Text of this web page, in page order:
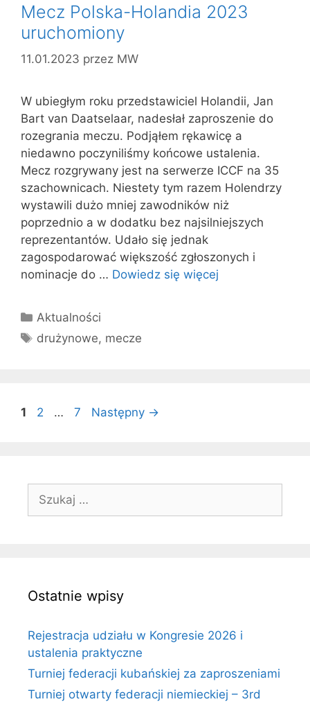
Mecz Polska-Holandia 2023
uruchomiony
11.01.2023 przez MW
W ubiegłym roku przedstawiciel Holandii, Jan
Bart van Daatselaar, nadesłał zaproszenie do
rozegrania meczu. Podjąłem rękawicę a
niedawno poczyniliśmy końcowe ustalenia.
Mecz rozgrywany jest na serwerze ICCF na 35
szachownicach. Niestety tym razem Holendrzy
wystawili dużo mniej zawodników niż
poprzednio a w dodatku bez najsilniejszych
reprezentantów. Udało się jednak
zagospodarować większość zgłoszonych i
nominacje do … Dowiedz się więcej
Kategorie
Aktualności
Tagi
drużynowe, mecze
Strona
1 Strona
2 … Strona
7 Następny →
Szukaj:
Ostatnie wpisy
Rejestracja udziału w Kongresie 2026 i
ustalenia praktyczne
Turniej federacji kubańskiej za zaproszeniami
Turniej otwarty federacji niemieckiej – 3rd